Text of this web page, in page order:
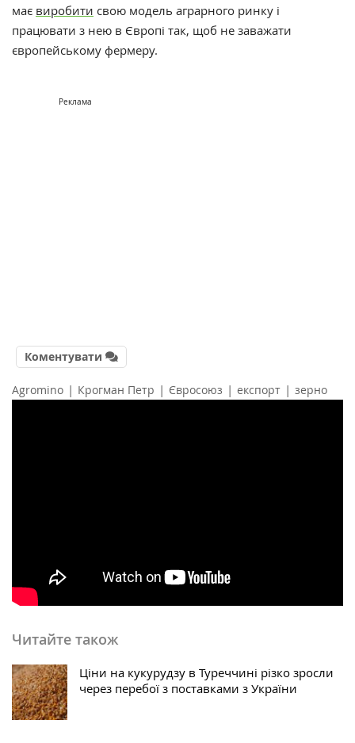
має виробити свою модель аграрного ринку і
працювати з нею в Європі так, щоб не заважати
європейському фермеру.
Реклама
Коментувати
Agromino | Крогман Петр | Євросоюз | експорт | зерно
Читайте також
Ціни на кукурудзу в Туреччині різко зросли
через перебої з поставками з України